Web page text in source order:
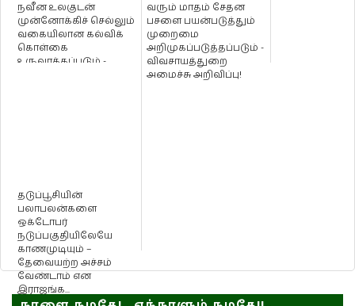
நவீன உலகுடன்
முன்னோக்கிச் செல்லும்
வகையிலான கல்விக்
கொள்கை
உருவாக்கப்படும் -
வரும் மாதம் சேதன
பசளை பயன்படுத்தும்
முறைமை
அறிமுகப்படுத்தப்படும் -
விவசாயத்துறை
அமைச்சு அறிவிப்பு!
தடுப்பூசியின்
பலாபலன்களை
ஒக்டோபர்
நடுப்பகுதியிலேயே
காணமுடியும் –
தேவையற்ற அச்சம்
வேண்டாம் என
இராஜங்க...